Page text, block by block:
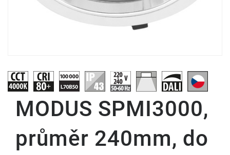
MODUS SPMI3000,
průměr 240mm, do